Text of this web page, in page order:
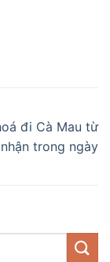
đi Cà Mau từ
trong ngày